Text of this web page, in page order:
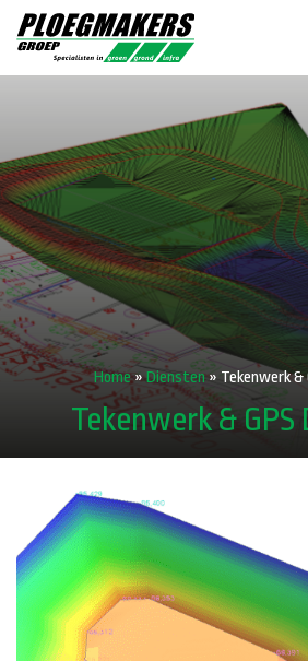
Home»Diensten » Tekenwerk &
Tekenwerk &